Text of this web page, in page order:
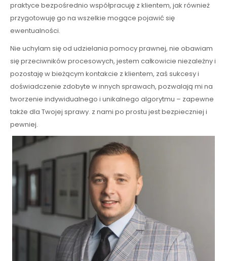
praktyce bezpośrednio współpracuję z klientem, jak również
przygotowuję go na wszelkie mogące pojawić się
ewentualności.
Nie uchylam się od udzielania pomocy prawnej, nie obawiam
się przeciwników procesowych, jestem całkowicie niezależny i
pozostaję w bieżącym kontakcie z klientem, zaś sukcesy i
doświadczenie zdobyte w innych sprawach, pozwalają mi na
tworzenie indywidualnego i unikalnego algorytmu – zapewne
także dla Twojej sprawy. z nami po prostu jest bezpieczniej i
pewniej.